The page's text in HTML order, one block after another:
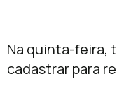
Na quinta-feira,
cadastrar para